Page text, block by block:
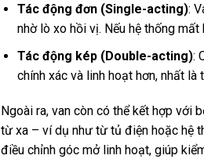
Tác động đơn (Single-acting):
nhờ lò xo hồi vị. Nếu hệ thống
Tác động kép (Double-acting):
chính xác và linh hoạt hơn, nhất
Ngoài ra, van còn có thể kết hợp với
từ xa – ví dụ như từ tủ điện hoặc hệ
điều chỉnh góc mở linh hoạt, giúp